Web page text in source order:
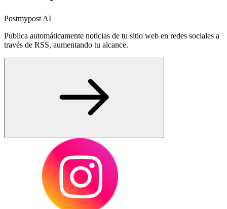
Postmypost AI
Publica automáticamente noticias de tu sitio web en redes sociales a
través de RSS, aumentando tu alcance.